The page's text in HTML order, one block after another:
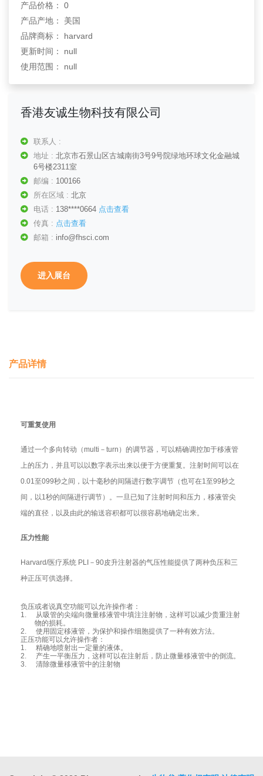
产品价格： 0
产品产地： 美国
品牌商标： harvard
更新时间： null
使用范围： null
香港友诚生物科技有限公司
联系人 :
地址 : 北京市石景山区古城南街3号9号院绿地环球文化金融城
6号楼2311室
邮编 : 100166
所在区域 : 北京
电话 : 138****0664 点击查看
传真 : 点击查看
邮箱 : info@fhsci.com
进入展台
产品详情
可重复使用
通过一个多向转动（multi － turn ）的调节器，可以精确调控加于移液管
上的压力，并且可以以数字表示出来以便于方便重复。注射时间可以在
0.01至099秒之间，以十毫秒的间隔进行数字调节（也可在1至99秒之
间，以1秒的间隔进行调节）。一旦已知了注射时间和压力，移液管尖
端的直径，以及由此的输送容积都可以很容易地确定出来。
压力性能
Harvard/医疗系统 PLI － 90皮升注射器的气压性能提供了两种负压和三
种正压可供选择。
负压或者说真空功能可以允许操作者：
1.
从吸管的尖端向微量移液管中填注注射物，这样可以减少贵重注射
物的损耗。
2.
使用固定移液管，为保护和操作细胞提供了一种有效方法。
正压功能可以允许操作者：
1.
精确地喷射出一定量的液体。
2.
产生一平衡压力，这样可以在注射后，防止微量移液管中的倒流。
3.
清除微量移液管中的注射物